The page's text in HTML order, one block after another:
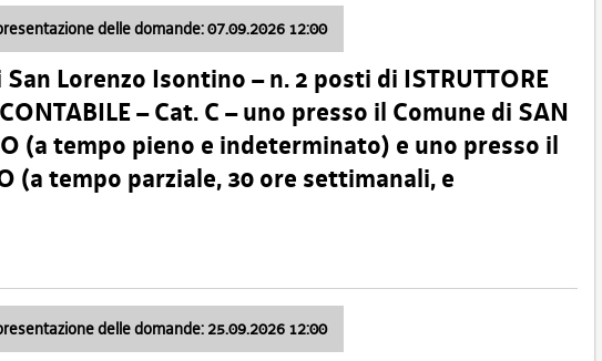
delle domande: 07.09.2026 12:00
Lorenzo Isontino – n. 2 posti di ISTRUTTORE
– Cat. C – uno presso il Comune di SAN
(a tempo pieno e indeterminato) e uno presso il
(a tempo parziale, 30 ore settimanali, e
delle domande: 25.09.2026 12:00